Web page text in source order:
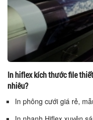
In hiflex kích thước file
nhiêu?
In phông cưới giá rẻ,